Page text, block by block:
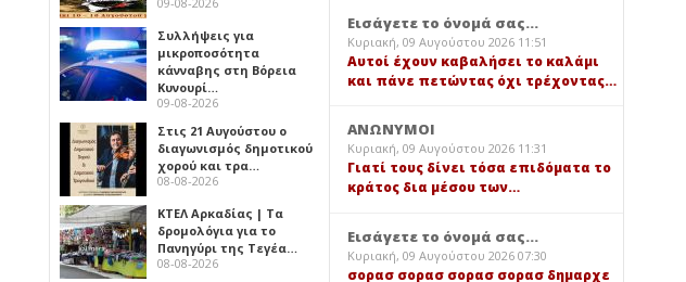
Συλλήψεις για
μικροποσότητα
κάνναβης στη Βόρεια
Κυνουρί…
09-08-2026
Στις 21 Αυγούστου ο
διαγωνισμός δημοτικού
χορού και τρα…
08-08-2026
ΚΤΕΛ Αρκαδίας | Τα
δρομολόγια για το
Πανηγύρι της Τεγέα…
08-08-2026
Εισάγετε το όνομά σας...
Κυριακή, 09 Αυγούστου 2026 11:51
Αυτοί έχουν καβαλήσει το καλάμι
και πάνε πετώντας όχι τρέχοντας…
ΑΝΩΝΥΜΟΙ
Κυριακή, 09 Αυγούστου 2026 11:31
Γιατί τους δίνει τόσα επιδόματα το
κράτος δια μέσου των…
Εισάγετε το όνομά σας...
Κυριακή, 09 Αυγούστου 2026 07:30
σορασ σορασ σορασ σορασ δημαρχε